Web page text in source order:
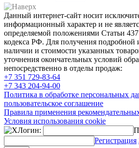
Данный интернет-сайт носит
информационный характер и не
определяемой положениями Статьи
кодекса РФ. Для получения
наличии и стоимости указанных
уточнения окончательных условий
непосредственно в отделы продаж:
+7 351 729-83-64
+7 343 204-94-00
Политика в обработке персональных
пользовательское соглашение
Правила применения
Условия использования cookie
Логин:
Регистрация